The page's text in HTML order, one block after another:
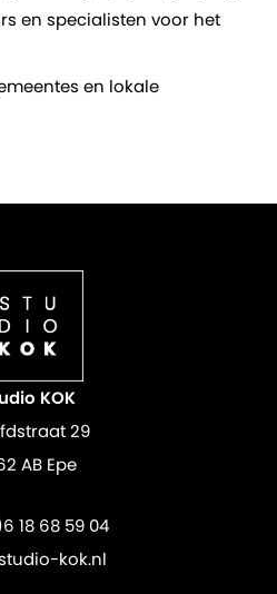
en specialisten voor het
en lokale
KOK
29
AB Epe
18 68 59 04
kok.nl